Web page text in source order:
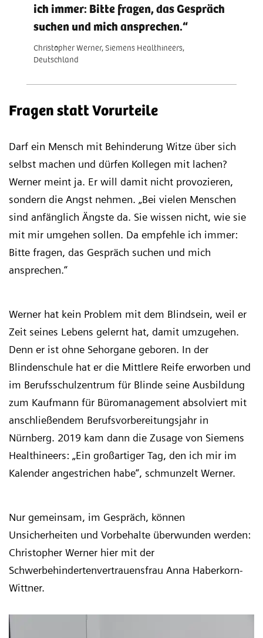
ich immer: Bitte fragen, das Gespräch
suchen und mich ansprechen.
Christopher Werner, Siemens Healthineers,
Deutschland
Fragen statt Vorurteile
Darf ein Mensch mit Behinderung Witze über sich
selbst machen und dürfen Kollegen mit lachen?
Werner meint ja. Er will damit nicht provozieren,
sondern die Angst nehmen. „Bei vielen Menschen
sind anfänglich Ängste da. Sie wissen nicht, wie sie
mit mir umgehen sollen. Da empfehle ich immer:
Bitte fragen, das Gespräch suchen und mich
ansprechen.“
Werner hat kein Problem mit dem Blindsein, weil er
Zeit seines Lebens gelernt hat, damit umzugehen.
Denn er ist ohne Sehorgane geboren. In der
Blindenschule hat er die Mittlere Reife erworben und
im Berufsschulzentrum für Blinde seine Ausbildung
zum Kaufmann für Büromanagement absolviert mit
anschließendem Berufsvorbereitungsjahr in
Nürnberg. 2019 kam dann die Zusage von Siemens
Healthineers: „Ein großartiger Tag, den ich mir im
Kalender angestrichen habe“, schmunzelt Werner.
Nur gemeinsam, im Gespräch, können
Unsicherheiten und Vorbehalte überwunden werden:
Christopher Werner hier mit der
Schwerbehindertenvertrauensfrau Anna Haberkorn-
Wittner.